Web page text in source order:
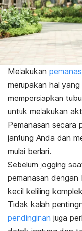
Melakukan
merupakan hal
mempersiapkan
untuk melakukan
Pemanasan secara
jantung Anda dan
mulai berlari.
Sebelum jogging
pemanasan dengan
kecil keliling
Tidak kalah
pendinginan juga